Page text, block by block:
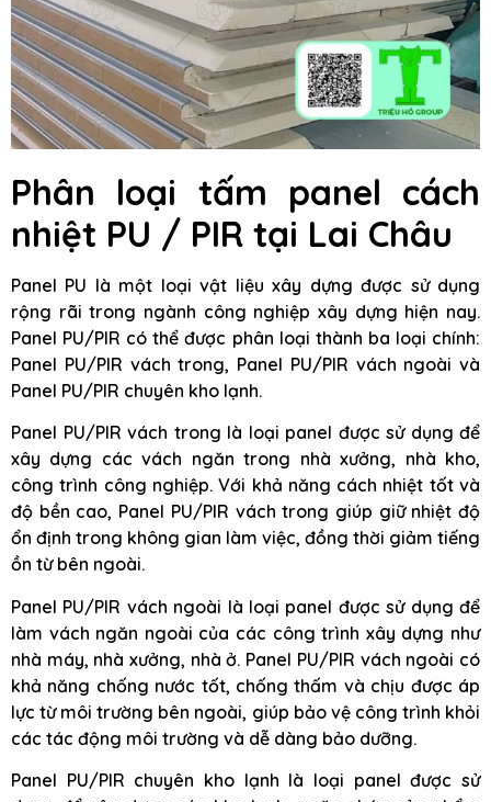
Phân loại tấm panel cách
nhiệt PU / PIR tại Lai Châu
Panel PU là một loại vật liệu xây dựng được sử dụng
rộng rãi trong ngành công nghiệp xây dựng hiện nay.
Panel PU/PIR có thể được phân loại thành ba loại chính:
Panel PU/PIR vách trong, Panel PU/PIR vách ngoài và
Panel PU/PIR chuyên kho lạnh.
Panel PU/PIR vách trong là loại panel được sử dụng để
xây dựng các vách ngăn trong nhà xưởng, nhà kho,
công trình công nghiệp. Với khả năng cách nhiệt tốt và
độ bền cao, Panel PU/PIR vách trong giúp giữ nhiệt độ
ổn định trong không gian làm việc, đồng thời giảm tiếng
ồn từ bên ngoài.
Panel PU/PIR vách ngoài là loại panel được sử dụng để
làm vách ngăn ngoài của các công trình xây dựng như
nhà máy, nhà xưởng, nhà ở. Panel PU/PIR vách ngoài có
khả năng chống nước tốt, chống thấm và chịu được áp
lực từ môi trường bên ngoài, giúp bảo vệ công trình khỏi
các tác động môi trường và dễ dàng bảo dưỡng.
Panel PU/PIR chuyên kho lạnh là loại panel được sử